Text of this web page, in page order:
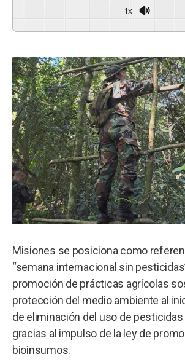
1x
Misiones se posiciona como
“semana internacional sin
promoción de prácticas agrícolas
protección del medio ambiente al
de eliminación del uso de
gracias al impulso de la ley de
bioinsumos.